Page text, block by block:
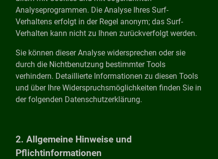
Analyseprogrammen. Die Analyse Ihres Surf-
Verhaltens erfolgt in der Regel anonym; das Surf-
Verhalten kann nicht zu Ihnen zurückverfolgt werden.
Sie können dieser Analyse widersprechen oder sie
durch die Nichtbenutzung bestimmter Tools
verhindern. Detaillierte Informationen zu diesen Tools
und über Ihre Widerspruchsmöglichkeiten finden Sie in
der folgenden Datenschutzerklärung.
2. Allgemeine Hinweise und
Pflichtinformationen